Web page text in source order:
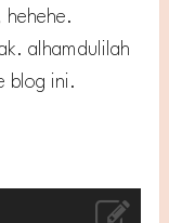
hehehe.
alhamdulilah
blog ini.